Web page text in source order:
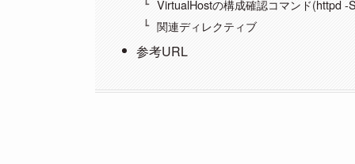
VirtualHostの構成確認コマンド(httpd -
関連ディレクティブ
参考URL